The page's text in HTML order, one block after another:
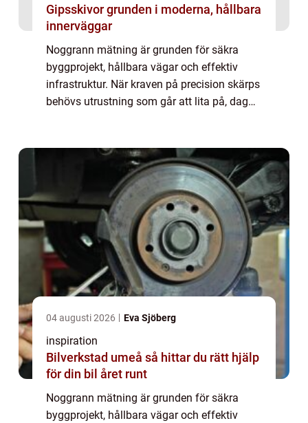
Gipsskivor grunden i moderna, hållbara
innerväggar
Noggrann mätning är grunden för säkra
byggprojekt, hållbara vägar och effektiv
infrastruktur. När kraven på precision skärps
behövs utrustning som går att lita på, dag
04 augusti 2026 Eva Sjöberg
inspiration
Bilverkstad umeå så hittar du rätt hjälp
för din bil året runt
Noggrann mätning är grunden för säkra
byggprojekt, hållbara vägar och effektiv